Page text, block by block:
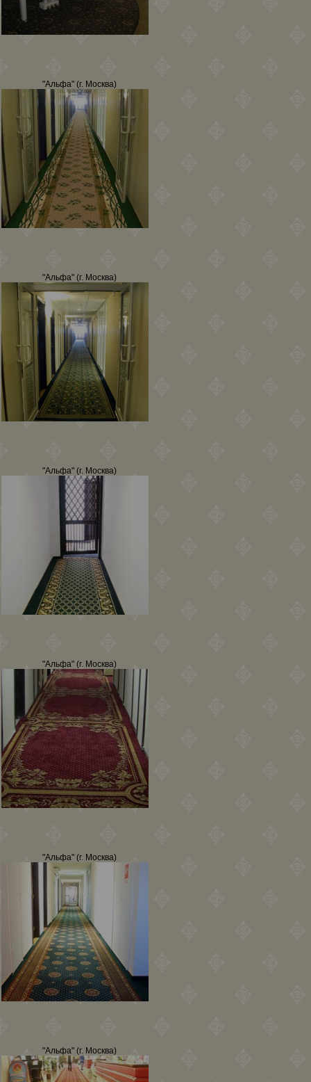
"Альфа" (г. Москва)
"Альфа" (г. Москва)
"Альфа" (г. Москва)
"Альфа" (г. Москва)
"Альфа" (г. Москва)
"Альфа" (г. Москва)